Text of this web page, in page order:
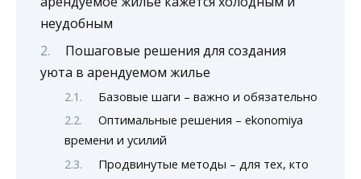
неудобным
Пошаговые решения для создания
уюта в арендуемом жилье
Базовые шаги – важно и обязательно
Оптимальные решения – ekonomiya
времени и усилий
Продвинутые методы – для тех, кто